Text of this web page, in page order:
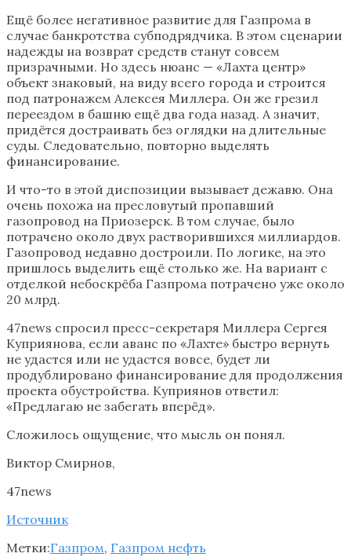
Ещё более негативное развитие для Газпрома в
случае банкротства субподрядчика. В этом сценарии
надежды на возврат средств станут совсем
призрачными. Но здесь нюанс — «Лахта центр»
объект знаковый, на виду всего города и строится
под патронажем Алексея Миллера. Он же грезил
переездом в башню ещё два года назад. А значит,
придётся достраивать без оглядки на длительные
суды. Следовательно, повторно выделять
финансирование.
И что-то в этой диспозиции вызывает дежавю. Она
очень похожа на пресловутый пропавший
газопровод на Приозерск. В том случае, было
потрачено около двух растворившихся миллиардов.
Газопровод недавно достроили. По логике, на это
пришлось выделить ещё столько же. На вариант с
отделкой небоскрёба Газпрома потрачено уже около
20 млрд.
47news спросил пресс-секретаря Миллера Сергея
Куприянова, если аванс по «Лахте» быстро вернуть
не удастся или не удастся вовсе, будет ли
продублировано финансирование для продолжения
проекта обустройства. Куприянов ответил:
«Предлагаю не забегать вперёд».
Сложилось ощущение, что мысль он понял.
Виктор Смирнов,
47news
Источник
Метки:Газпром, Газпром нефть